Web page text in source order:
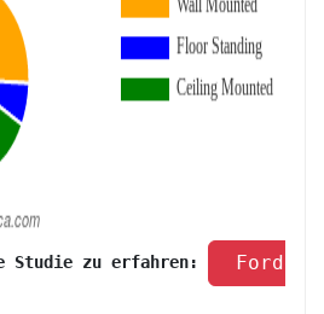
Studie zu erfahren: